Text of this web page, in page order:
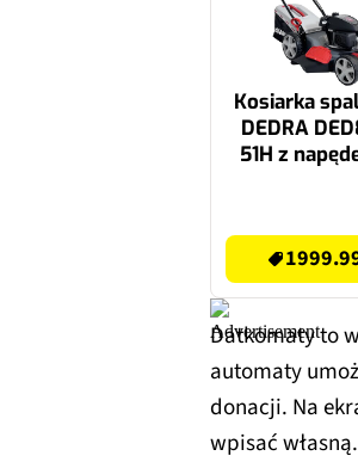
Kosiarka
DEDRA
51H z
60L, silnik
Datkomaty to
automaty
donacji. Na
wpisać